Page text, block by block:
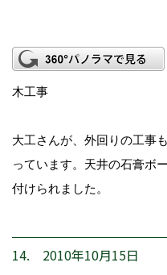
木工事
大工さんが、外回りの工事
っています。天井の石膏ボ
付けられました。
14. 2010年10月15日